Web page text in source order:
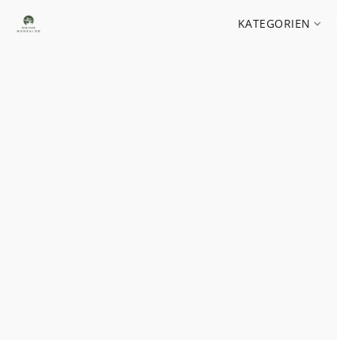
KATEGORIEN